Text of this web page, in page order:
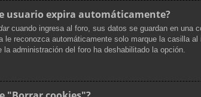
usuario expira automáticamente?
cuando ingresa al foro, sus datos se guardan en una
le reconozca automáticamente solo marque la casilla
administración del foro ha deshabilitado la opción.